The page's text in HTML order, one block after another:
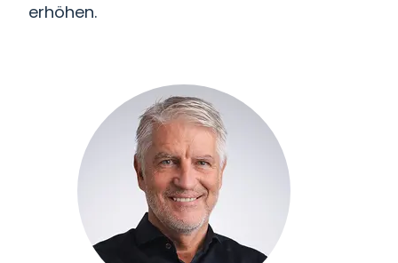
erhöhen.